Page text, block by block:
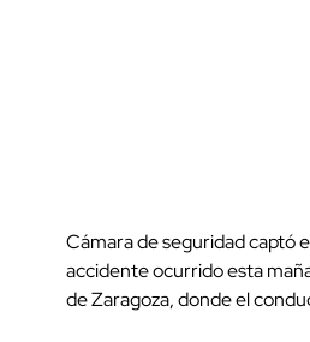
Cámara de seguridad captó
accidente ocurrido esta
de Zaragoza, donde el